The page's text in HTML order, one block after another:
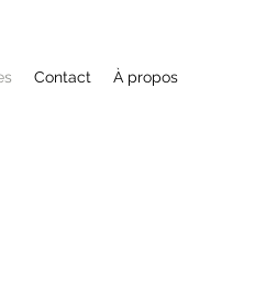
Contact À propos